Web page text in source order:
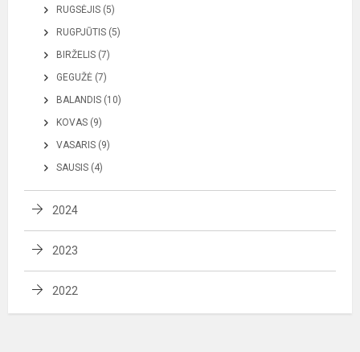
RUGSĖJIS (5)
RUGPJŪTIS (5)
BIRŽELIS (7)
GEGUŽĖ (7)
BALANDIS (10)
KOVAS (9)
VASARIS (9)
SAUSIS (4)
2024
2023
2022